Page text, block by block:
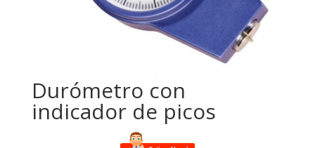
Durómetro con
indicador de picos